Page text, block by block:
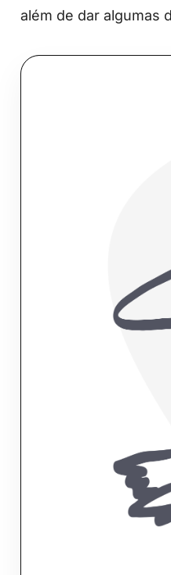
além de dar algumas